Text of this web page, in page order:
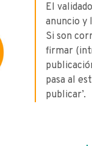
El
anuncio y
Si son
firmar
pasa al
publicar’.